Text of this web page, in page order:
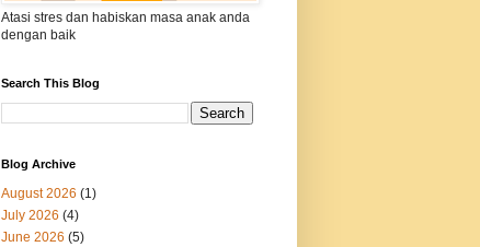
Atasi stres dan habiskan masa anak anda
dengan baik
Search This Blog
Blog Archive
August 2026 (1)
July 2026 (4)
June 2026 (5)